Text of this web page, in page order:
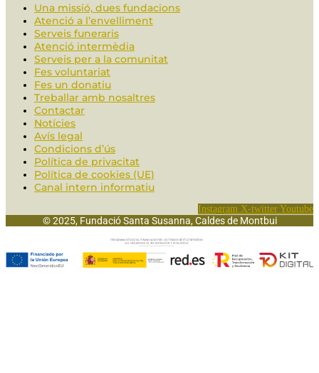
Una missió, dues fundacions
Atenció a l’envelliment
Serveis funeraris
Atenció intermèdia
Serveis per a la comunitat
Fes voluntariat
Fes un donatiu
Treballar amb nosaltres
Contactar
Notícies
Avís legal
Condicions d’ús
Política de privacitat
Política de cookies (UE)
Canal intern informatiu
Instagram X-twitter Youtube
© 2025, Fundació Santa Susanna, Caldes de Montbui